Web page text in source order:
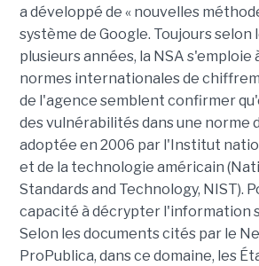
a développé de « nouvelles
système de Google. Toujours selon
plusieurs années, la NSA s'emploie
normes internationales de
de l'agence semblent confirmer
des vulnérabilités dans une norme
adoptée en 2006 par l'Institut
et de la technologie américain
Standards and Technology, NIST).
capacité à décrypter l'information
Selon les documents cités par le
ProPublica, dans ce domaine, les